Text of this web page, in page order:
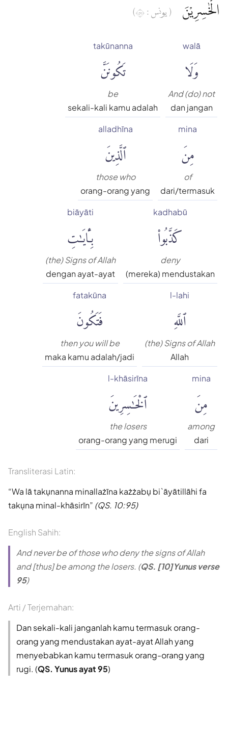
الْخٰسِرِيْنَ
( يونس : ٩٥)
walā
وَلَا
And (do) not
dan jangan
takūnanna
تَكُونَنَّ
be
sekali-kali kamu adalah
mina
مِنَ
of
dari/termasuk
alladhīna
ٱلَّذِينَ
those who
orang-orang yang
kadhabū
كَذَّبُوا۟
deny
(mereka) mendustakan
biāyāti
بِـَٔايَٰتِ
(the) Signs of Allah
dengan ayat-ayat
l-lahi
ٱللَّهِ
(the) Signs of Allah
Allah
fatakūna
فَتَكُونَ
then you will be
maka kamu adalah/jadi
mina
مِنَ
among
dari
l-khāsirīna
ٱلْخَٰسِرِينَ
the losers
orang-orang yang merugi
Transliterasi Latin:
Wa lā takụnanna minallażīna każżabụ bi`āyātillāhi fa
takụna minal-khāsirīn (QS. 10:95)
English Sahih:
And never be of those who deny the signs of Allah
and [thus] be among the losers. (QS. [10]Yunus verse
95)
Arti / Terjemahan:
Dan sekali-kali janganlah kamu termasuk orang-
orang yang mendustakan ayat-ayat Allah yang
menyebabkan kamu termasuk orang-orang yang
rugi. (QS. Yunus ayat 95)